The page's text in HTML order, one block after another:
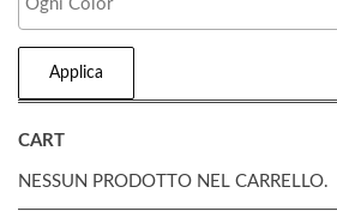
Applica
CART
NESSUN PRODOTTO NEL CARRELLO.